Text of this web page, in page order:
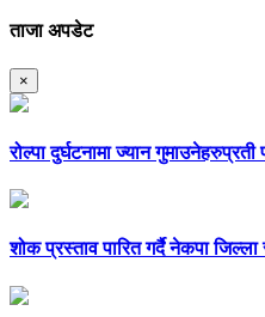
ताजा अपडेट
×
रोल्पा दुर्घटनामा ज्यान गुमाउनेहरुप्रती
शोक प्रस्ताव पारित गर्दै नेकपा